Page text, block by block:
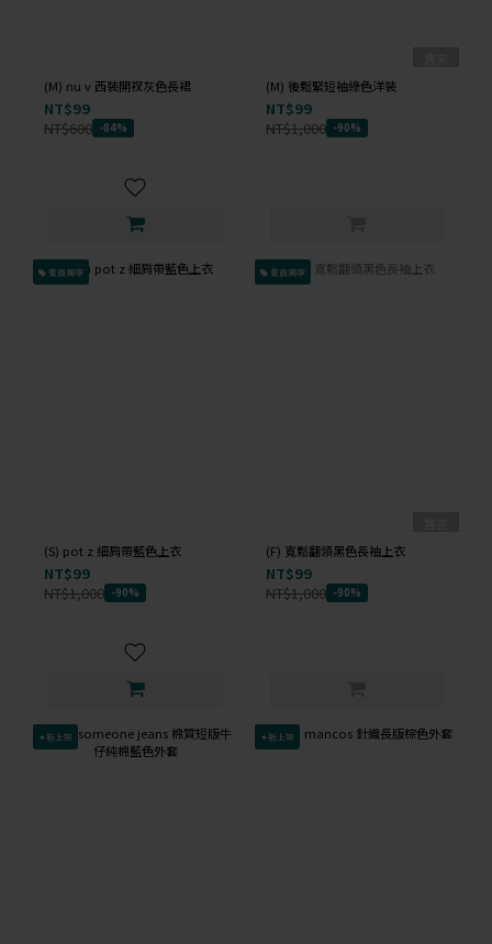
(M) nu v 西裝開衩灰色長裙
NT$99
NT$600 -84%
(M) 後鬆緊短袖綠色洋裝
NT$99
NT$1,000 -90%
會員獨享
(S) pot z 細肩帶藍色上衣
NT$99
NT$1,000 -90%
會員獨享
(F) 寬鬆翻領黑色長袖上衣
NT$99
NT$1,000 -90%
✦新上架 ✦新上架